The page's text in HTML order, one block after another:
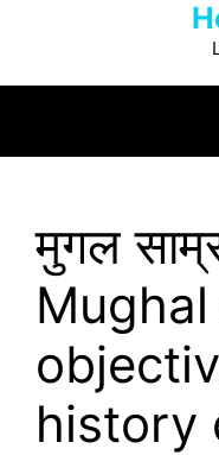
मुगल
history